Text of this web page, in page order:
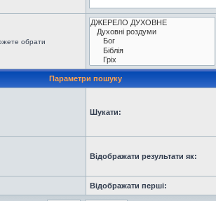
обрати
Параметри пошуку
Шукати:
Відображати результати як:
Відображати перші: